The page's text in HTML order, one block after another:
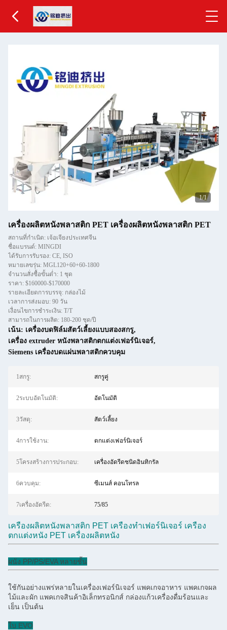
1/1
เครื่องผลิตหนังพลาสติก PET เครื่องผลิตหนังพลาสติก PET
สถานที่กำเนิด: เจ้อเจียงประเทศจีน
ชื่อแบรนด์: MINGDI
ได้รับการรับรอง: CE, ISO
หมายเลขรุ่น: MGL120+60+60-1800
จำนวนสั่งซื้อขั้นต่ำ: 1 ชุด
ราคา: $160000-$170000
รายละเอียดการบรรจุ: กล่องไม้
เวลาการส่งมอบ: 90 วัน
เงื่อนไขการชำระเงิน: T/T
สามารถในการผลิต: 180-200 ชุด/ปี
เน้น: เครื่องบดฟิล์มสัตว์เลี้ยงแบบสองสกรู,
เครื่อง extruder หนังพลาสติกตกแต่งเฟอร์นิเจอร์,
Siemens เครื่องบดแผ่นพลาสติกควบคุม
1สกรู: สกรูคู่
2ระบบอัตโนมัติ: อัตโนมัติ
3วัสดุ: สัตว์เลี้ยง
4การใช้งาน: ตกแต่งเฟอร์นิเจอร์
5โครงสร้างการประกอบ: เครื่องอัดรีดชนิดอินทิกรัล
6ควบคุม: ซีเมนส์ คอนโทรล
7เครื่องอัดรีด: 75/85
เครื่องผลิตหนังพลาสติก PET เครื่องทําเฟอร์นิเจอร์ เครื่อง
ตกแต่งหนัง PET เครื่องผลิตหนัง
ผนัง PP/PS/EVA หลายชั้น
ใช้กันอย่างแพร่หลายในเครื่องเฟอร์นิเจอร์ แพคเกจอาหาร แพคเกจผล
ไม้และผัก แพคเกจสินค้าอิเล็กทรอนิกส์ กล่องแก้วเครื่องดื่มร้อนและ
เย็น เป็นต้น
ใบ EVO